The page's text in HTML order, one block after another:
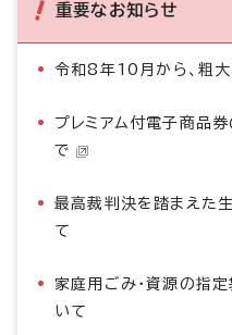
重要なお知らせ
令和8年10月から、粗
プレミアム付電子商品
で
最高裁判決を踏まえた
て
家庭用ごみ・資源の指
いて